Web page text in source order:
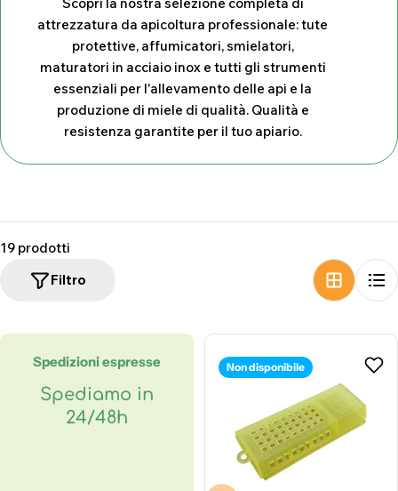
l
n
:
attrezzatura da apicoltura professionale: tute
protettive, affumicatori, smielatori,
maturatori in acciaio inox e tutti gli strumenti
essenziali per l'allevamento delle api e la
produzione di miele di qualità. Qualità e
resistenza garantite per il tuo apiario.
19 prodotti
Filtro
Spedizioni espresse
Spediamo in
24/48h
Non disponibile